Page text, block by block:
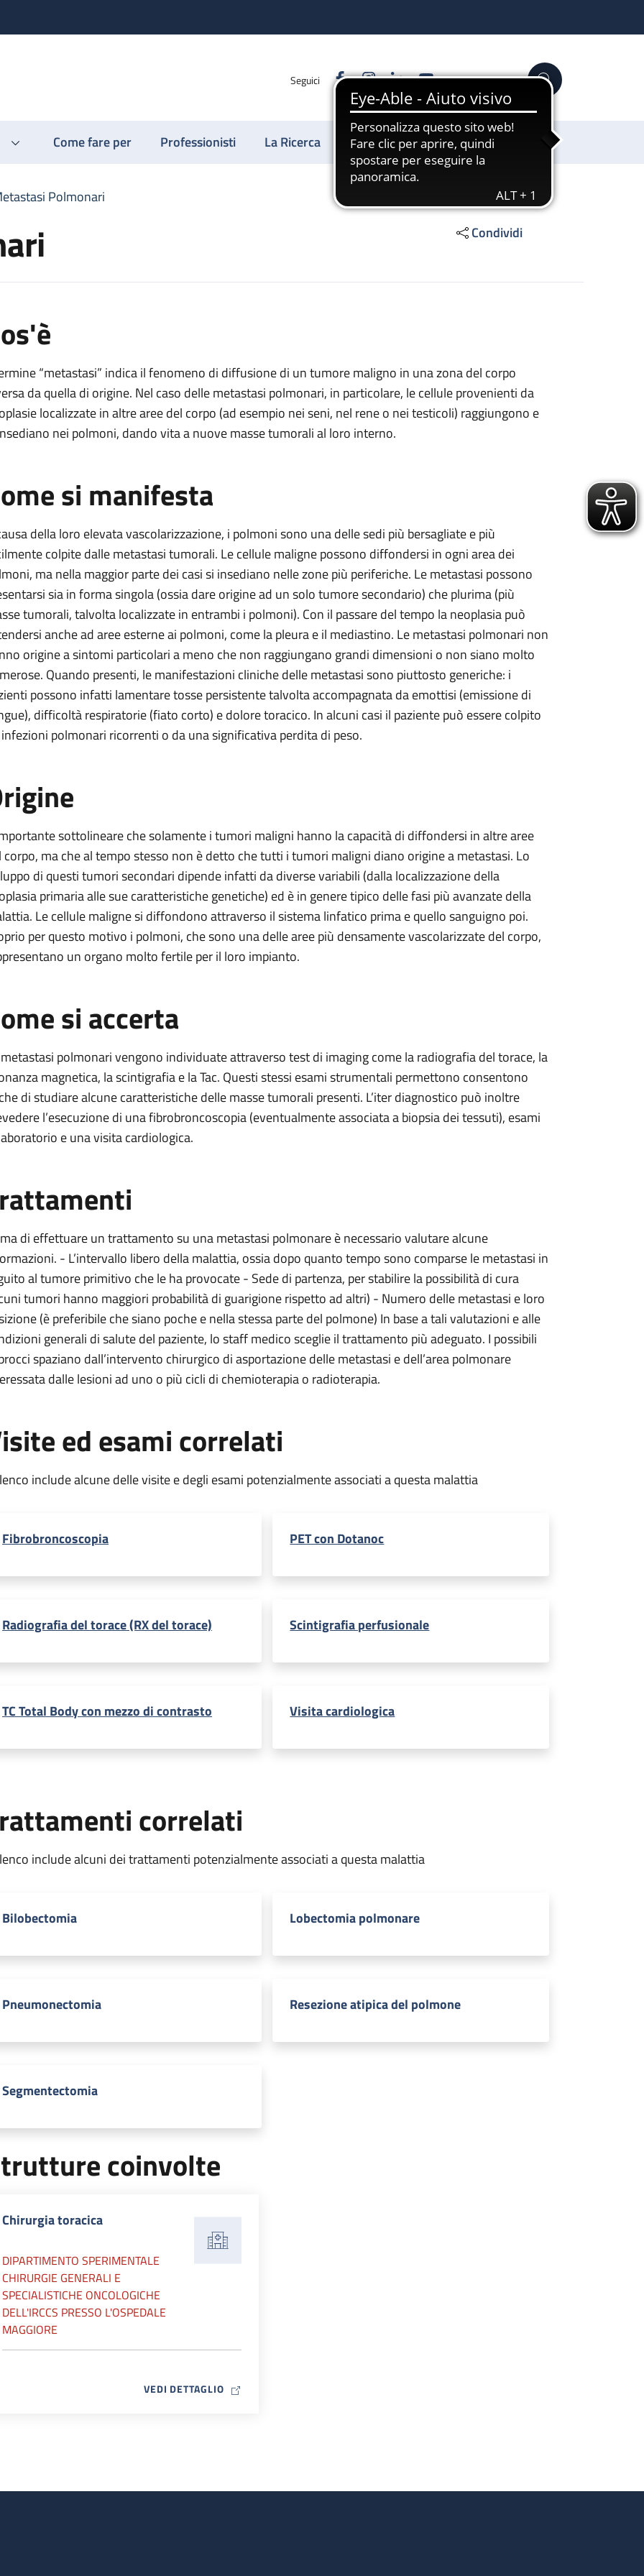
Seguici FacebookInstagram
LinkedinYouTube Cerca
Come fare per Professionisti La Ricerca Sostienici
Polmonari
Condividi
“metastasi” indica il fenomeno di diffusione di un tumore maligno in una zona del corpo
da quella di origine. Nel caso delle metastasi polmonari, in particolare, le cellule provenienti da
localizzate in altre aree del corpo (ad esempio nei seni, nel rene o nei testicoli) raggiungono e
nei polmoni, dando vita a nuove masse tumorali al loro interno.
si manifesta
della loro elevata vascolarizzazione, i polmoni sono una delle sedi più bersagliate e più
colpite dalle metastasi tumorali. Le cellule maligne possono diffondersi in ogni area dei
ma nella maggior parte dei casi si insediano nelle zone più periferiche. Le metastasi possono
sia in forma singola (ossia dare origine ad un solo tumore secondario) che plurima (più
tumorali, talvolta localizzate in entrambi i polmoni). Con il passare del tempo la neoplasia può
anche ad aree esterne ai polmoni, come la pleura e il mediastino. Le metastasi polmonari non
origine a sintomi particolari a meno che non raggiungano grandi dimensioni o non siano molto
Quando presenti, le manifestazioni cliniche delle metastasi sono piuttosto generiche: i
possono infatti lamentare tosse persistente talvolta accompagnata da emottisi (emissione di
difficoltà respiratorie (fiato corto) e dolore toracico. In alcuni casi il paziente può essere colpito
polmonari ricorrenti o da una significativa perdita di peso.
sottolineare che solamente i tumori maligni hanno la capacità di diffondersi in altre aree
corpo, ma che al tempo stesso non è detto che tutti i tumori maligni diano origine a metastasi. Lo
di questi tumori secondari dipende infatti da diverse variabili (dalla localizzazione della
primaria alle sue caratteristiche genetiche) ed è in genere tipico delle fasi più avanzate della
Le cellule maligne si diffondono attraverso il sistema linfatico prima e quello sanguigno poi.
per questo motivo i polmoni, che sono una delle aree più densamente vascolarizzate del corpo,
un organo molto fertile per il loro impianto.
si accerta
polmonari vengono individuate attraverso test di imaging come la radiografia del torace, la
magnetica, la scintigrafia e la Tac. Questi stessi esami strumentali permettono consentono
di studiare alcune caratteristiche delle masse tumorali presenti. L’iter diagnostico può inoltre
l’esecuzione di una fibrobroncoscopia (eventualmente associata a biopsia dei tessuti), esami
e una visita cardiologica.
di effettuare un trattamento su una metastasi polmonare è necessario valutare alcune
- L’intervallo libero della malattia, ossia dopo quanto tempo sono comparse le metastasi in
al tumore primitivo che le ha provocate - Sede di partenza, per stabilire la possibilità di cura
tumori hanno maggiori probabilità di guarigione rispetto ad altri) - Numero delle metastasi e loro
(è preferibile che siano poche e nella stessa parte del polmone) In base a tali valutazioni e alle
generali di salute del paziente, lo staff medico sceglie il trattamento più adeguato. I possibili
spaziano dall’intervento chirurgico di asportazione delle metastasi e dell’area polmonare
dalle lesioni ad uno o più cicli di chemioterapia o radioterapia.
ed esami correlati
include alcune delle visite e degli esami potenzialmente associati a questa malattia
Fibrobroncoscopia PET con Dotanoc
Radiografia del torace (RX del torace) Scintigrafia perfusionale
TC Total Body con mezzo di contrasto Visita cardiologica
correlati
include alcuni dei trattamenti potenzialmente associati a questa malattia
Bilobectomia Lobectomia polmonare
Pneumonectomia Resezione atipica del polmone
Segmentectomia
coinvolte
Chirurgia toracica
DIPARTIMENTO SPERIMENTALE
CHIRURGIE GENERALI E
SPECIALISTICHE ONCOLOGICHE
DELL'IRCCS PRESSO L'OSPEDALE
MAGGIORE
VEDI DETTAGLIOMAP ICON